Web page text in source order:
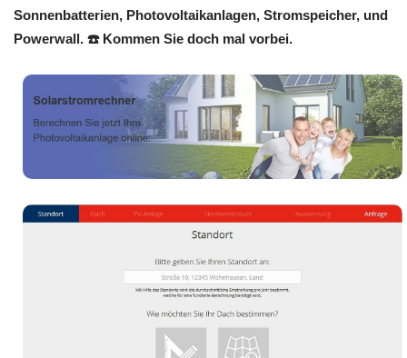
Sonnenbatterien, Photovoltaikanlagen, Stromspeicher, und
Powerwall. ☎️ Kommen Sie doch mal vorbei.